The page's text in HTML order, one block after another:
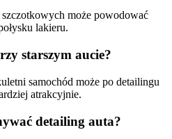
może powodować
lakieru.
starszym aucie?
samochód może po detailingu
atrakcyjnie.
detailing auta?